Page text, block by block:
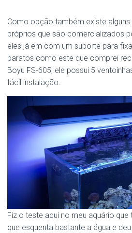
Como opção também existe
próprios que são comercializados
eles já em com um suporte para
baratos como este que comprei
Boyu FS-605, ele possui 5
fácil instalação.
Fiz o teste aqui no meu aquário que
que esquenta bastante a água e